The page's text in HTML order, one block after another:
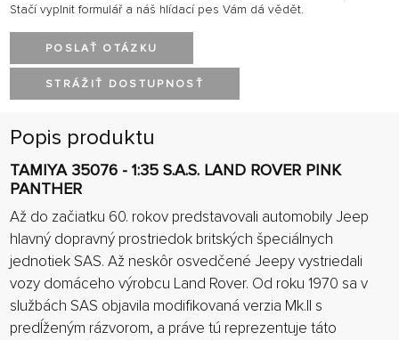
Stačí vyplnit formulář a náš hlídací pes Vám dá vědět.
POSLAŤ OTÁZKU
STRÁŽIŤ DOSTUPNOSŤ
Popis produktu
TAMIYA 35076 - 1:35 S.A.S. LAND ROVER PINK
PANTHER
Až do začiatku 60. rokov predstavovali automobily Jeep
hlavný dopravný prostriedok britských špeciálnych
jednotiek SAS. Až neskôr osvedčené Jeepy vystriedali
vozy domáceho výrobcu Land Rover. Od roku 1970 sa v
službách SAS objavila modifikovaná verzia Mk.II s
predĺženým rázvorom, a práve tú reprezentuje táto